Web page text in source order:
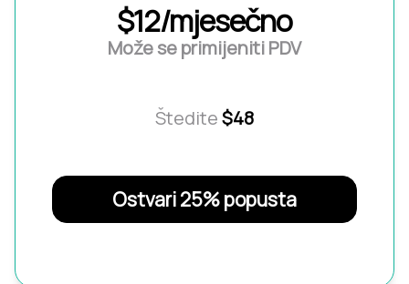
$12/mjesečno
Može se primijeniti PDV
Štedite$48
Ostvari 25% popusta